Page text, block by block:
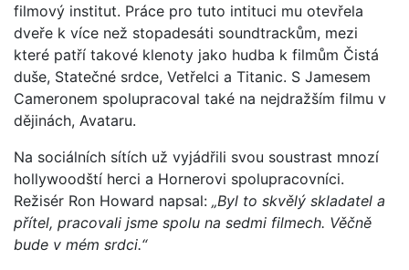
filmový institut. Práce pro tuto intituci mu otevřela
dveře k více než stopadesáti soundtrackům, mezi
které patří takové klenoty jako hudba k filmům Čistá
duše, Statečné srdce, Vetřelci a Titanic. S Jamesem
Cameronem spolupracoval také na nejdražším filmu v
dějinách, Avataru.
Na sociálních sítích už vyjádřili svou soustrast mnozí
hollywoodští herci a Hornerovi spolupracovníci.
Režisér Ron Howard napsal: „Byl to skvělý skladatel a
přítel, pracovali jsme spolu na sedmi filmech. Věčně
bude v mém srdci.“